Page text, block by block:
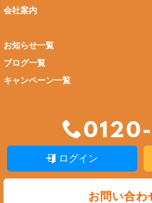
会社案内
お知らせ一覧
ブログ一覧
キャンペーン一覧
ログイン
お問い合わ